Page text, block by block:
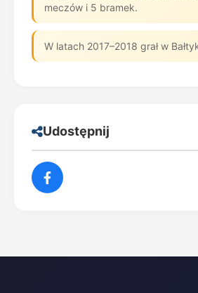
meczów i 5 bramek.
W latach 2017–2018 grał w
Udostępnij